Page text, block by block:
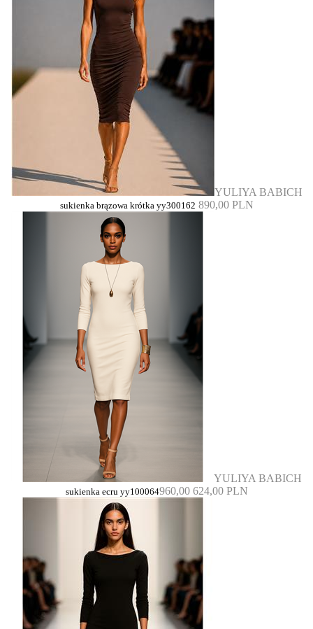
YULIYA BABICH
sukienka brązowa krótka yy300162 890,00 PLN
YULIYA BABICH
sukienka ecru yy100064960,00 624,00 PLN